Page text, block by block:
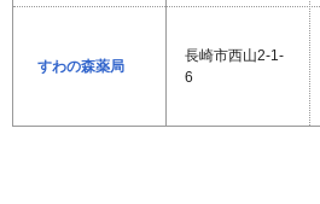
すわの森薬局
長崎市西山2-1-
6